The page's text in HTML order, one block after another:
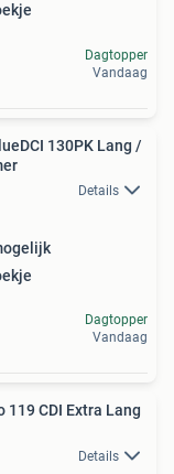
Dagtopper
Vandaag
130PK Lang /
Details
Dagtopper
Vandaag
119 CDI Extra Lang
Details